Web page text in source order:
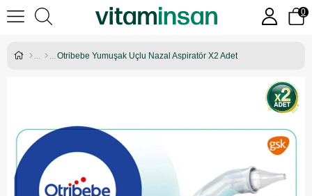
0
Otribebe Yumuşak Uçlu Nazal Aspiratör X2 Adet